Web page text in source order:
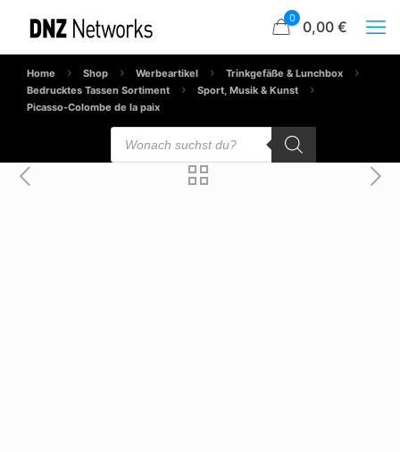
0 0,00 €
Home Shop Werbeartikel
Trinkgefäße & Lunchbox
Bedrucktes Tassen Sortiment
Sport, Musik & Kunst
Picasso-Colombe de la paix
Products
search